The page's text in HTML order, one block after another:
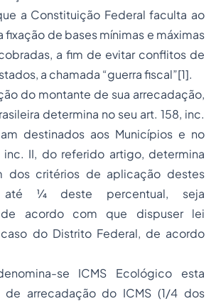
a Constituição Federal faculta ao
fixação de bases mínimas e máximas
a fim de evitar conflitos de
a chamada “guerra fiscal”[1].
do montante de sua arrecadação,
determina no seu art. 158, inc.
destinados aos Municípios e no
inc. II, do referido artigo, determina
dos critérios de aplicação destes
até ¼ deste percentual, seja
de acordo com que dispuser lei
do Distrito Federal, de acordo
se ICMS Ecológico esta
de arrecadação do ICMS (1/4 dos